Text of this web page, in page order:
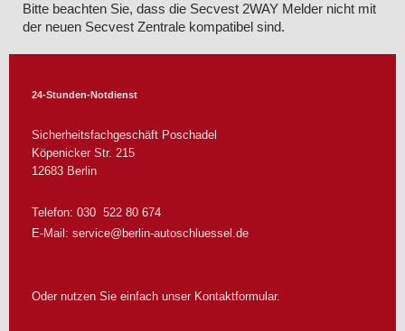
Bitte beachten Sie, dass die Secvest 2WAY Melder nicht mit
der neuen Secvest Zentrale kompatibel sind.
24-Stunden-Notdienst
Sicherheitsfachgeschäft Poschadel
Köpenicker Str. 215
12683 Berlin
Telefon: 030 522 80 674
E-Mail: service@berlin-autoschluessel.de
Oder nutzen Sie einfach unser Kontaktformular.